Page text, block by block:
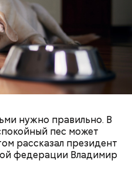
нужно правильно. В
пес может
рассказал президент
федерации Владимир